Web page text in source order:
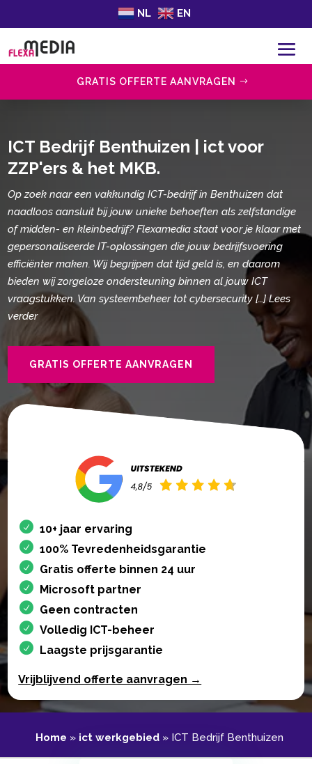
NL EN
GRATIS OFFERTE AANVRAGEN
ICT Bedrijf Benthuizen | ict voor
ZZP'ers & het MKB.
Op zoek naar een vakkundig ICT-bedrijf in Benthuizen dat
naadloos aansluit bij jouw unieke behoeften als zelfstandige
of midden- en kleinbedrijf? Flexamedia staat voor je klaar met
gepersonaliseerde IT-oplossingen die jouw bedrijfsvoering
efficiënter maken.​ Wij begrijpen dat tijd geld is, en daarom
bieden wij zorgeloze ondersteuning binnen al jouw ICT
vraagstukken.​ Van systeembeheer tot cybersecurity […] Lees
verder
GRATIS OFFERTE AANVRAGEN
10+ jaar ervaring
100% Tevredenheidsgarantie
Gratis offerte binnen 24 uur
Microsoft partner
Geen contracten
Volledig ICT-beheer
Laagste prijsgarantie
Vrijblijvend offerte aanvragen →
Home » ict werkgebied » ICT Bedrijf Benthuizen